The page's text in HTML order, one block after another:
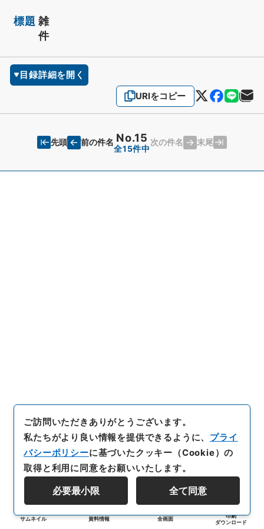
標題 雑
件
目録詳細を開く
URIをコピー
先頭 前の件名 No.15
全15件中
次の件名 末尾
サムネイル 資料情報 全画面
印刷
ダウンロード
ご訪問いただきありがとうございます。
私たちがより良い情報を提供できるように、 プライ
バシーポリシーに基づいたクッキー（Cookie）の
取得と利用に同意をお願いいたします。
必要最小限 全て同意